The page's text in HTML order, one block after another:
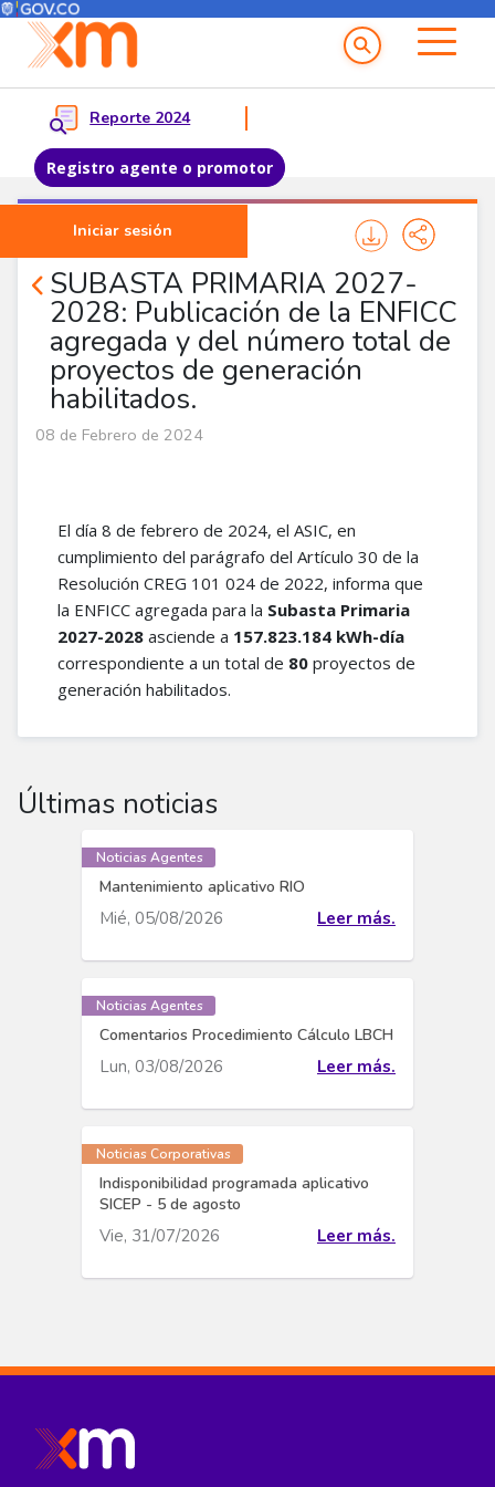
Pasar al contenido principal
Menú del Usuario
Reporte 2024
Registro agente o promotor
Iniciar sesión
Menu principal
SUBASTA PRIMARIA 2027-
2028: Publicación de la ENFICC
agregada y del número total de
proyectos de generación
habilitados.
Noticias Agentes
08 de Febrero de 2024
El día 8 de febrero de 2024, el ASIC, en
cumplimiento del parágrafo del Artículo 30 de la
Resolución CREG 101 024 de 2022, informa que
la ENFICC agregada para la Subasta Primaria
2027-2028 asciende a 157.823.184 kWh-día
correspondiente a un total de 80 proyectos de
generación habilitados.
Últimas noticias
Noticias Agentes
Mantenimiento aplicativo RIO
Mié, 05/08/2026 Leer más.
Noticias Agentes
Comentarios Procedimiento Cálculo LBCH
Lun, 03/08/2026 Leer más.
Noticias Corporativas
Indisponibilidad programada aplicativo
SICEP - 5 de agosto
Vie, 31/07/2026 Leer más.